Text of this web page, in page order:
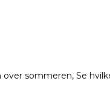
sommeren, Se